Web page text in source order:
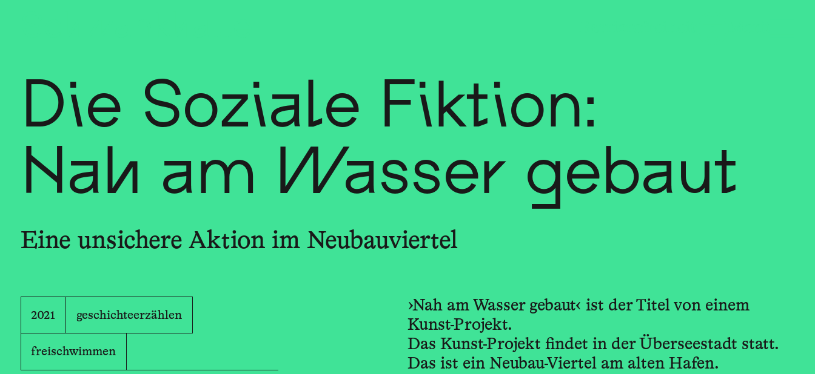
Die Soziale Fiktion:
Nah am Wasser gebaut
Eine unsichere Aktion im Neubauviertel
2021 geschichteerzählen
freischwimmen
›Nah am Wasser gebaut‹ ist der Titel von einem
Kunst-Projekt.
Das Kunst-Projekt findet in der Überseestadt statt.
Das ist ein Neubau-Viertel am alten Hafen.